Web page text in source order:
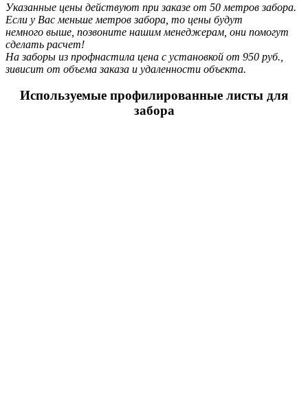
Указанные цены действуют при заказе от 50 метров забора.
Если у Вас меньше метров забора, то цены будут
немного выше, позвоните нашим менеджерам, они помогут
сделать расчет!
На заборы из профнастила цена с установкой от 950 руб.,
зивисит от объема заказа и удаленности объекта.
Используемые профилированные листы для
забора